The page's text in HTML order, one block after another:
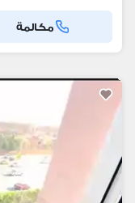
مكالمة